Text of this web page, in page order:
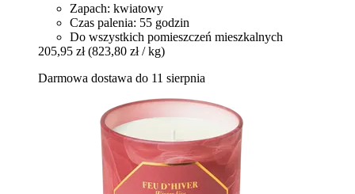
Zapach: kwiatowy
Czas palenia: 55 godzin
Do wszystkich pomieszczeń mieszkalnych
205,95 zł (823,80 zł / kg)
Darmowa dostawa do 11 sierpnia